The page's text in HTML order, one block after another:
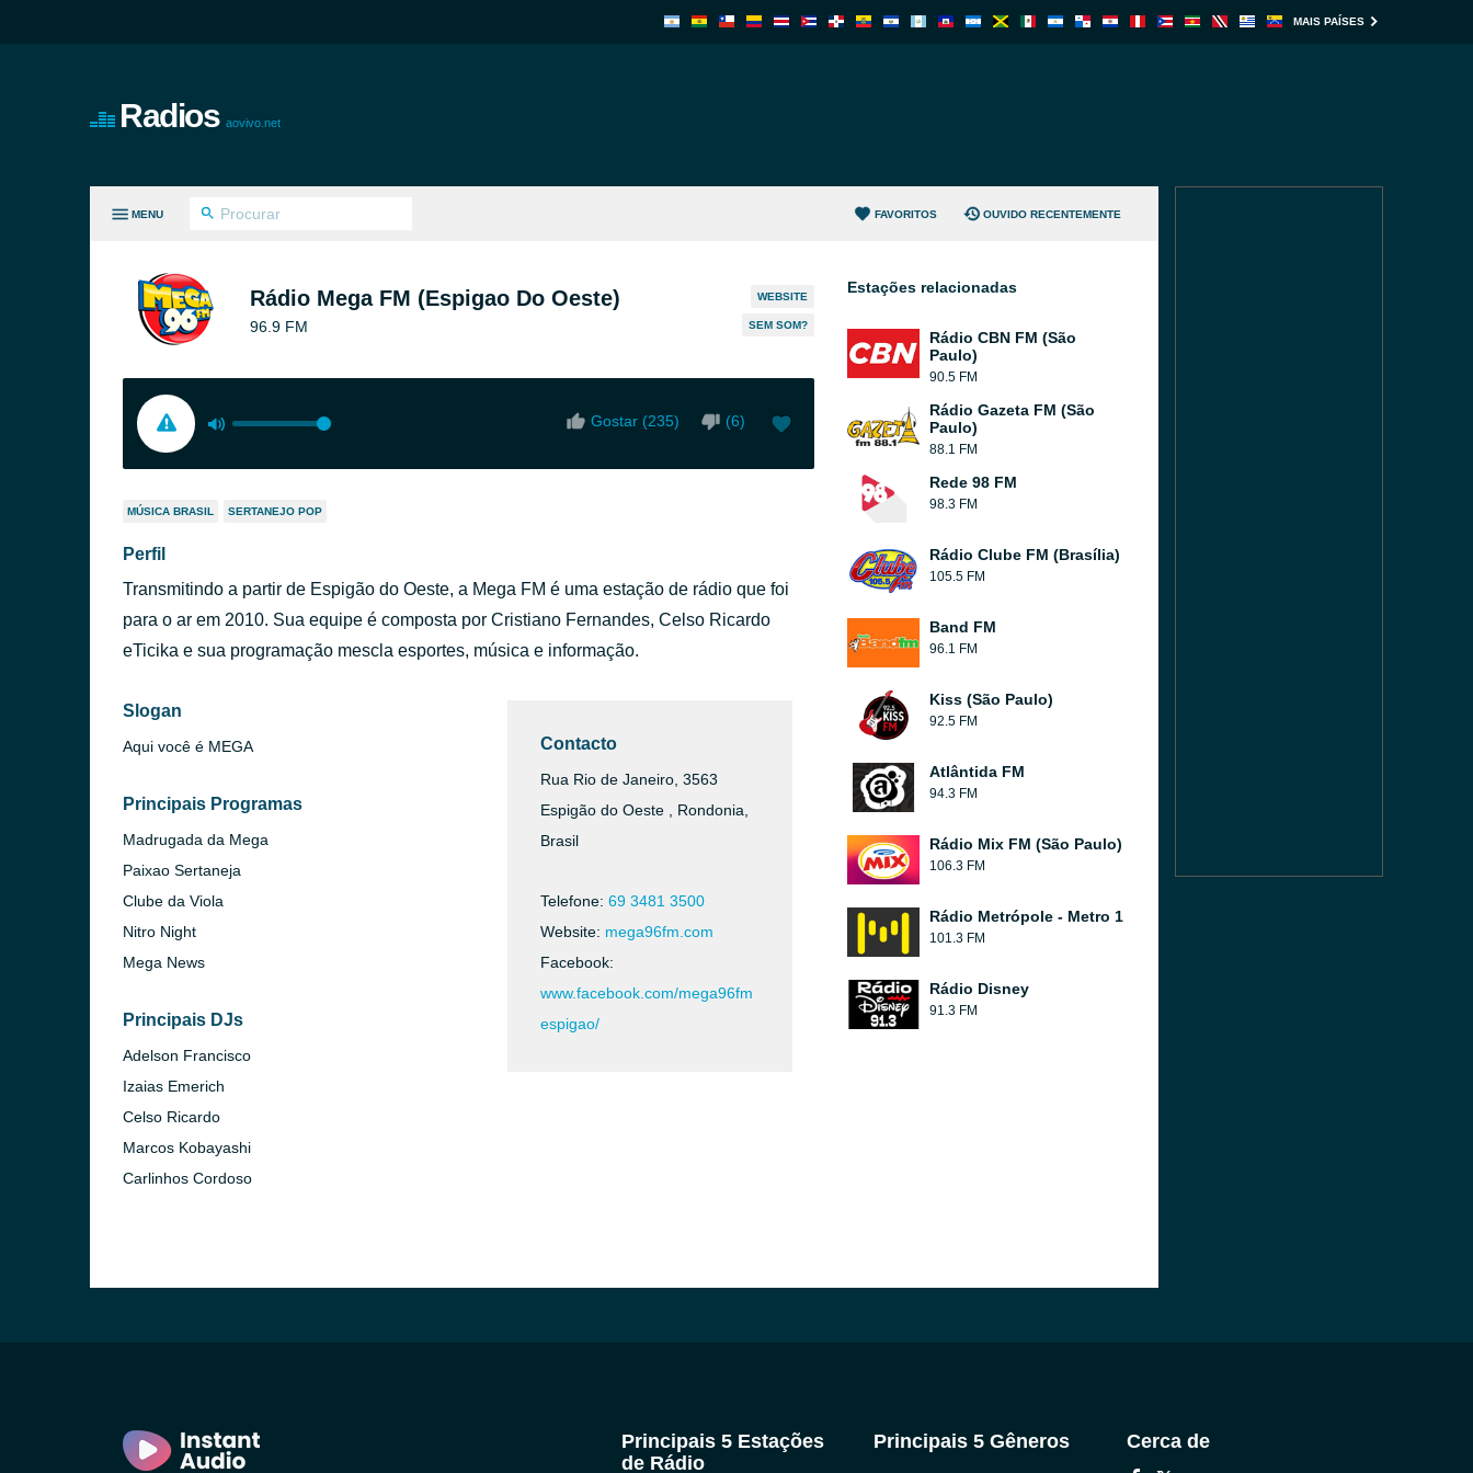
MAIS PAÍSES
Radios aovivo.net
MENU FAVORITOS OUVIDO RECENTEMENTE
Rádio Mega FM (Espigao Do Oeste)
96.9 FM
WEBSITE
SEM SOM?
Gostar (235) (6)
MÚSICA BRASIL SERTANEJO POP
Perfil
Transmitindo a partir de Espigão do Oeste, a Mega FM é uma estação de rádio que foi
para o ar em 2010. Sua equipe é composta por Cristiano Fernandes, Celso Ricardo
eTicika e sua programação mescla esportes, música e informação.
Slogan
Aqui você é MEGA
Principais Programas
Madrugada da Mega
Paixao Sertaneja
Clube da Viola
Nitro Night
Mega News
Principais DJs
Adelson Francisco
Izaias Emerich
Celso Ricardo
Marcos Kobayashi
Carlinhos Cordoso
Contacto
Rua Rio de Janeiro, 3563
Espigão do Oeste , Rondonia,
Brasil
Telefone: 69 3481 3500
Website: mega96fm.com
Facebook:
www.facebook.com/mega96fm
espigao/
Estações relacionadas
Rádio CBN FM (São
Paulo)
90.5 FM
Rádio Gazeta FM (São
Paulo)
88.1 FM
Rede 98 FM
98.3 FM
Rádio Clube FM (Brasília)
105.5 FM
Band FM
96.1 FM
Kiss (São Paulo)
92.5 FM
Atlântida FM
94.3 FM
Rádio Mix FM (São Paulo)
106.3 FM
Rádio Metrópole - Metro 1
101.3 FM
Rádio Disney
91.3 FM
Principais 5 Estações
de Rádio
Principais 5 Gêneros Cerca de